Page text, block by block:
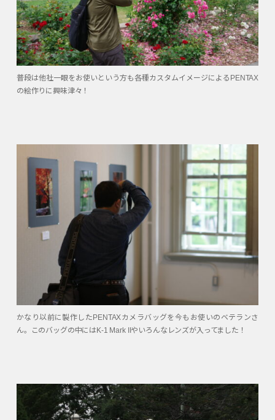
普段は他社一眼をお使いという方も各種カスタムイメージによるPENTAX
の絵作りに興味津々！
かなり以前に製作したPENTAXカメラバッグを今もお使いのベテランさ
ん。このバッグの中にはK-1 Mark IIやいろんなレンズが入ってました！